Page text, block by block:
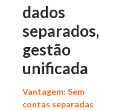
dados
separados,
gestão
unificada
Vantagem: Sem
contas separadas